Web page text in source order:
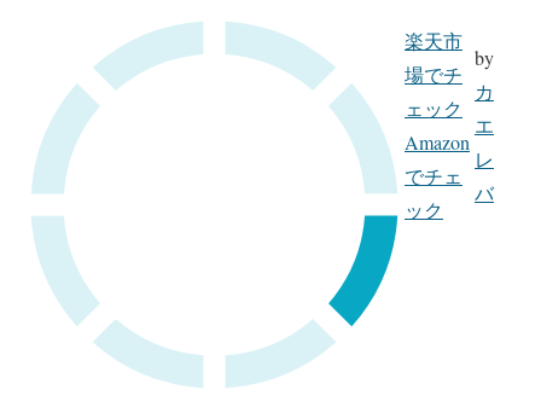
楽天市
場でチ
ェック
Amazon
でチェ
ック
by
カ
エ
レ
バ